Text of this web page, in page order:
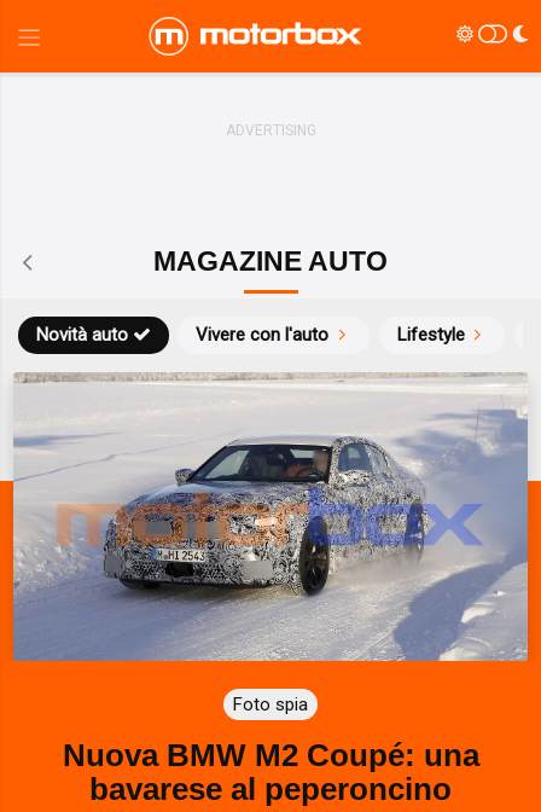
MAGAZINE AUTO
Novità auto Vivere con l'auto Lifestyle
Foto spia
Nuova BMW M2 Coupé: una
bavarese al peperoncino